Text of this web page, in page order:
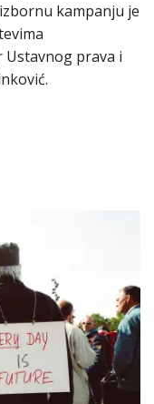
kampanju je
prava i